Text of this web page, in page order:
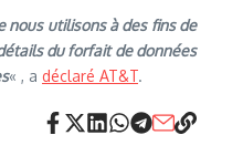
nous utilisons à des fins de
du forfait de données
« , a déclaré AT&T.